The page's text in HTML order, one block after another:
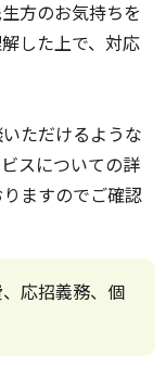
方のお気持ちを
した上で、対応
ただけるような
スについての詳
ますのでご確認
応招義務、個